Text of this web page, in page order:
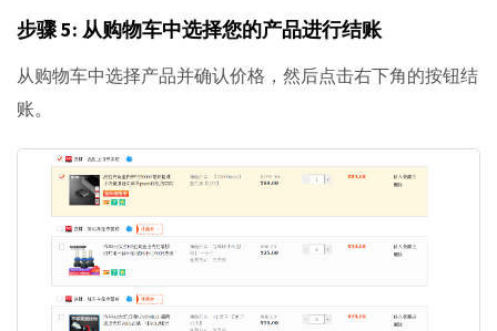
步骤 5: 从购物车中选择您的产品进行结账
从购物车中选择产品并确认价格，然后点击右下角的按钮结
账。